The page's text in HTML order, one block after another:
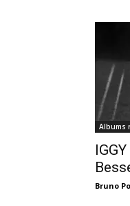
Albums
Bruno